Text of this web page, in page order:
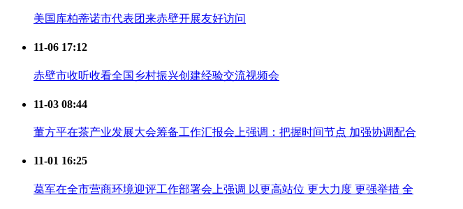
美国库柏蒂诺市代表团来赤壁开展友好访问
11-06 17:12
赤壁市收听收看全国乡村振兴创建经验交流视频会
11-03 08:44
董方平在茶产业发展大会筹备工作汇报会上强调：把握时间节点 加强协调配合
11-01 16:25
葛军在全市营商环境迎评工作部署会上强调 以更高站位 更大力度 更强举措 全